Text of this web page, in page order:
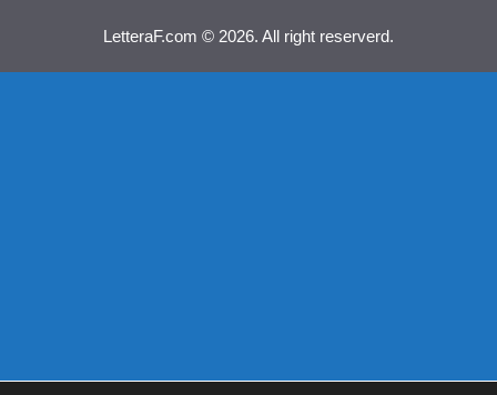
LetteraF.com © 2026. All right reserverd.